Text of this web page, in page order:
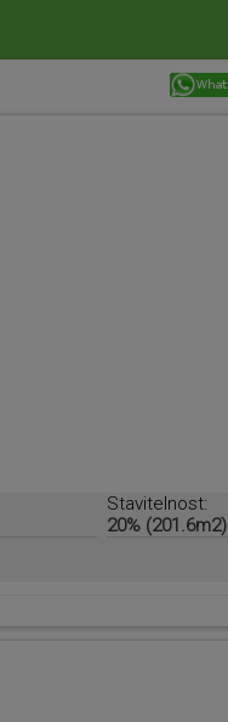
Stavitelnost:
20% (201.6m2)